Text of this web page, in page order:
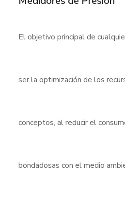
El objetivo principal de
ser la optimización de los
conceptos, al reducir el
bondadosas con el medio